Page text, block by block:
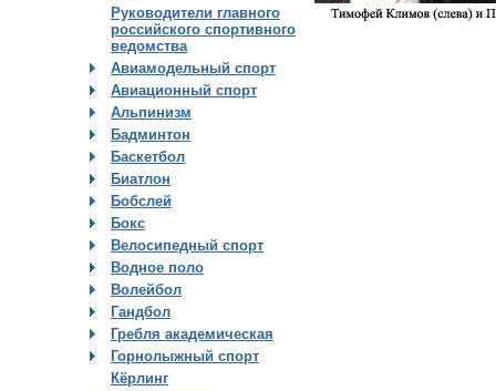
Руководители главного
российского спортивного
ведомства
Авиамодельный спорт
Авиационный спорт
Альпинизм
Бадминтон
Баскетбол
Биатлон
Бобслей
Бокс
Велосипедный спорт
Водное поло
Волейбол
Гандбол
Гребля академическая
Горнолыжный спорт
Кёрлинг